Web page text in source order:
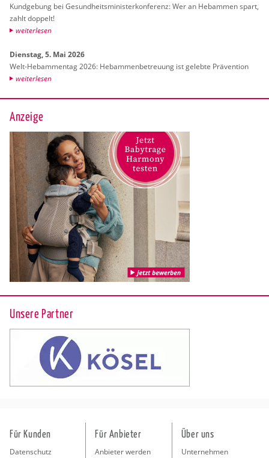
Kund­ge­bung bei Ge­sund­heits­mi­nis­ter­kon­fe­renz: Wer an Heb­am­men spart,
zahlt dop­pelt!
wei­ter­le­sen
Diens­tag, 5. Mai 2026
Welt-Heb­am­men­tag 2026: Heb­am­men­be­treu­ung ist ge­leb­te Prä­ven­ti­on
wei­ter­le­sen
Anzeige
Unsere Partner
Für Kunden
Datenschutz
Für Anbieter
Anbieter werden
Über uns
Unternehmen